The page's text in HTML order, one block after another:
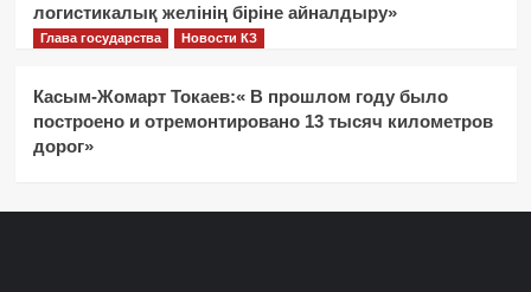
логистикалық желінің біріне айналдыру»
Глава государства Новости КЗ
Касым-Жомарт Токаев:« В прошлом году было
построено и отремонтировано 13 тысяч километров
дорог»